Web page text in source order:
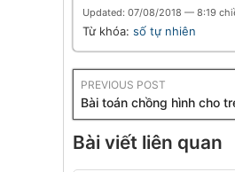
Updated: 07/08/2018 — 8:19
Từ khóa: số tự nhiên
PREVIOUS POST
Bài toán chồng hình cho
Bài viết liên quan